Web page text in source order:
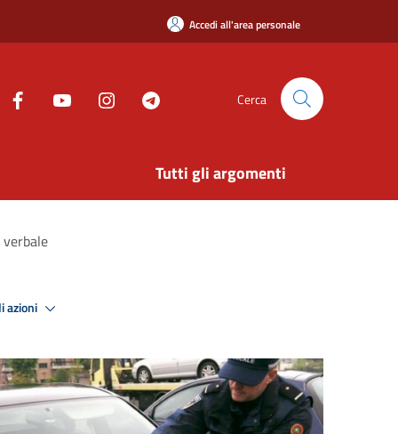
Accedi all'area personale
Cerca
Tutti gli argomenti
azioni